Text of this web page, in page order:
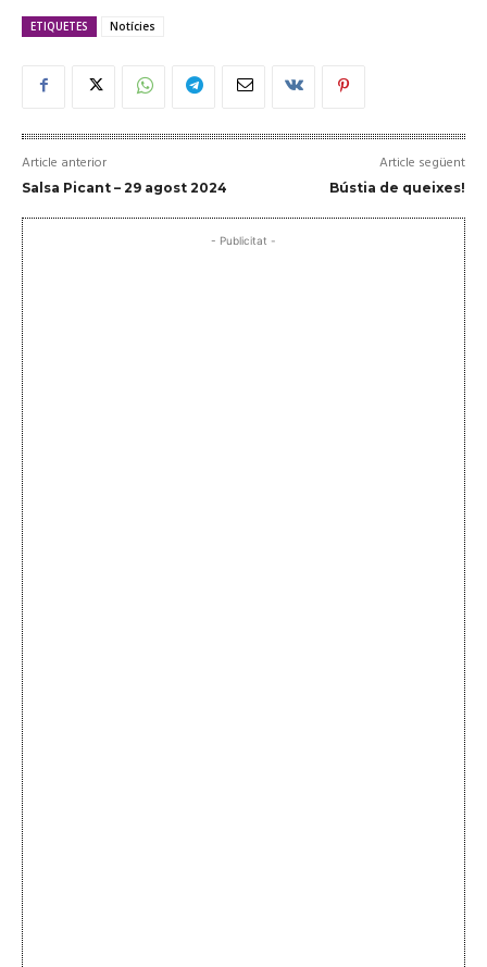
ETIQUETES Notícies
Article anterior
Salsa Picant – 29 agost 2024
Article següent
Bústia de queixes!
- Publicitat -